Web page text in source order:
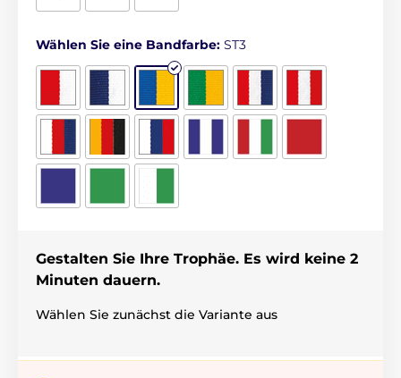
Wählen Sie eine Bandfarbe: ST3
Gestalten Sie Ihre Trophäe. Es wird keine 2
Minuten dauern.
Wählen Sie zunächst die Variante aus